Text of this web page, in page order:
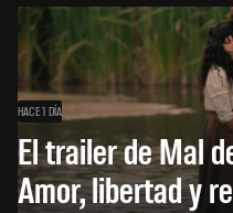
HACE 1 DÍA
El trailer de Mal
Amor, libertad y